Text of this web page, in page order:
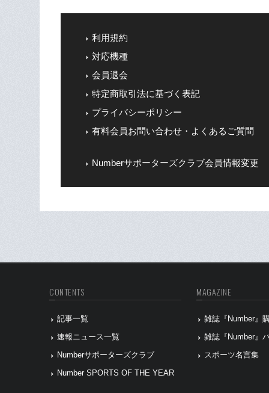
利用規約
対応機種
会員退会
特定商取引法に基づく表記
プライバシーポリシー
有料会員お問い合わせ・よくあるご質問
Numberサポーターズクラブ会員情報変更
CONTENTS
記事一覧
速報ニュース一覧
Numberサポーターズクラブ
Number SPORTS OF THE YEAR
MAGAZINE
雑誌『Number』
雑誌『Number』
スポーツ名言集